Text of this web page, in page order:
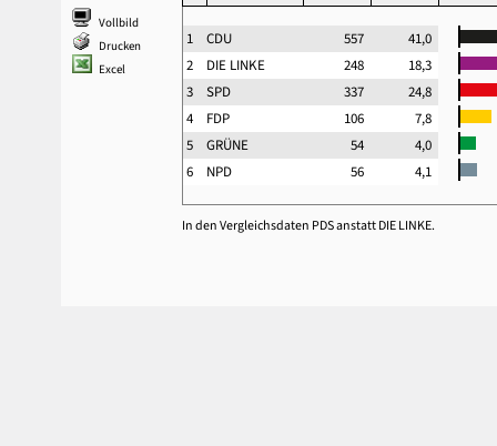
Vollbild
Drucken
Excel
1 CDU 557
41,0
2 DIE LINKE 248
18,3
3 SPD 337
24,8
4 FDP 106
7,8
5 GRÜNE 54
4,0
6 NPD 56 4,1
In den Vergleichsdaten PDS anstatt DIE LINKE.